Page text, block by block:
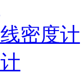
密度计